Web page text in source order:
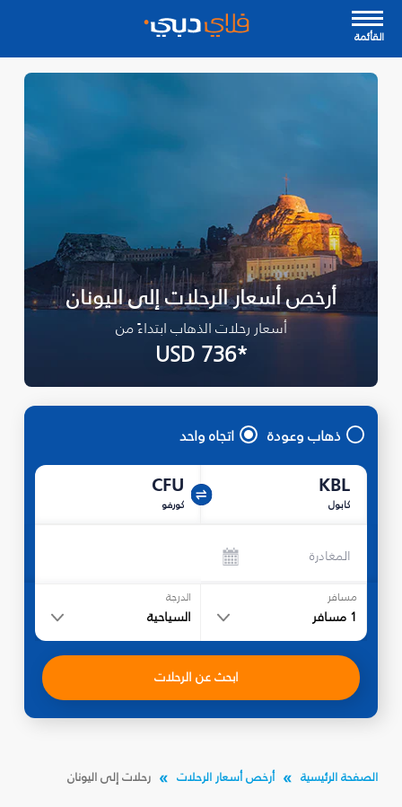
القأئمة
أرخص أسعار الرحلات إلى اليونان
أسعار رحلات الذهاب ابتداءً من
*USD 736
ذهاب وعودة اتجاه واحد
KBL
كابول
CFU
كورفو
المغادرة
مسافر
1 مسافر
الدرجة
السياحية
ابحث عن الرحلات
الصفحة الرئيسية أرخص أسعار الرحلات رحلات إلى اليونان